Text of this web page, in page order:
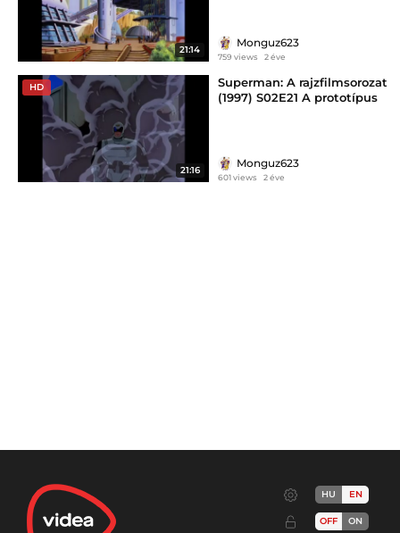
21:14
Monguz623
759 views 2 éve
HD
21:16
Superman: A rajzfilmsorozat
(1997) S02E21 A prototípus
Monguz623
601 views 2 éve
HU EN
OFF ON